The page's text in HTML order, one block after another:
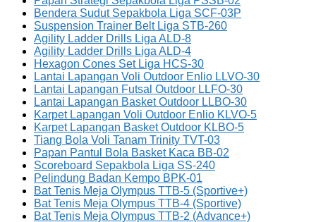
Bendera Sudut Sepakbola Liga SCF-03P
Suspension Trainer Belt Liga STB-260
Agility Ladder Drills Liga ALD-8
Agility Ladder Drills Liga ALD-4
Hexagon Cones Set Liga HCS-30
Lantai Lapangan Voli Outdoor Enlio LLVO-30
Lantai Lapangan Futsal Outdoor LLFO-30
Lantai Lapangan Basket Outdoor LLBO-30
Karpet Lapangan Voli Outdoor Enlio KLVO-5
Karpet Lapangan Basket Outdoor KLBO-5
Tiang Bola Voli Tanam Trinity TVT-03
Papan Pantul Bola Basket Kaca BB-02
Scoreboard Sepakbola Liga SS-240
Pelindung Badan Kempo BPK-01
Bat Tenis Meja Olympus TTB-5 (Sportive+)
Bat Tenis Meja Olympus TTB-4 (Sportive)
Bat Tenis Meja Olympus TTB-2 (Advance+)